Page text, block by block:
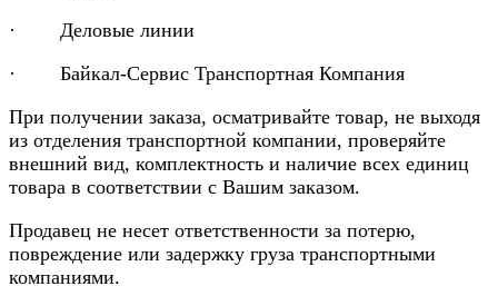
· Деловые линии
· Байкал-Сервис Транспортная Компания
При получении заказа, осматривайте товар, не выходя
из отделения транспортной компании, проверяйте
внешний вид, комплектность и наличие всех единиц
товара в соответствии с Вашим заказом.
Продавец не несет ответственности за потерю,
повреждение или задержку груза транспортными
компаниями.